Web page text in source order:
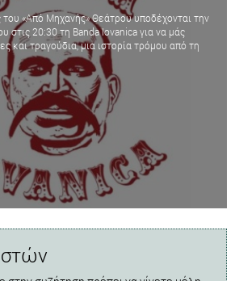
«Από Μηχανής» Θεάτρου υποδέχονται την
στις 20:30 τη Banda Iovanica για να μάς
και τραγούδια, μια ιστορία τρόμου από τη